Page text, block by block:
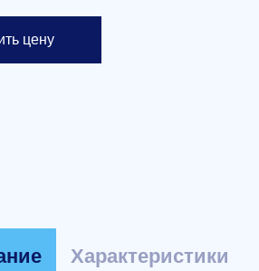
цену
Характеристики